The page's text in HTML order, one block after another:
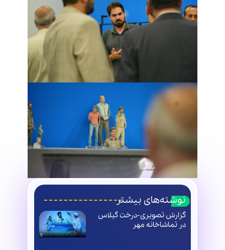
نوشته‌های بیشتر
گزارش تصویری-درخت گیلاس
در تماشاخانه مهر